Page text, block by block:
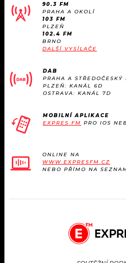
90.3 FM
PRAHA A OKOLÍ
103 FM
PLZEŇ
102.4 FM
BRNO
DALŠÍ VYSÍLAČE
DAB
PRAHA A
PLZEŇ: KANÁL 6D
OSTRAVA: KANÁL 7D
MOBILNÍ APLIKACE
EXPRES FM PRO IOS
ONLINE NA
WWW.EXPRESFM.CZ
NEBO PŘÍMO NA